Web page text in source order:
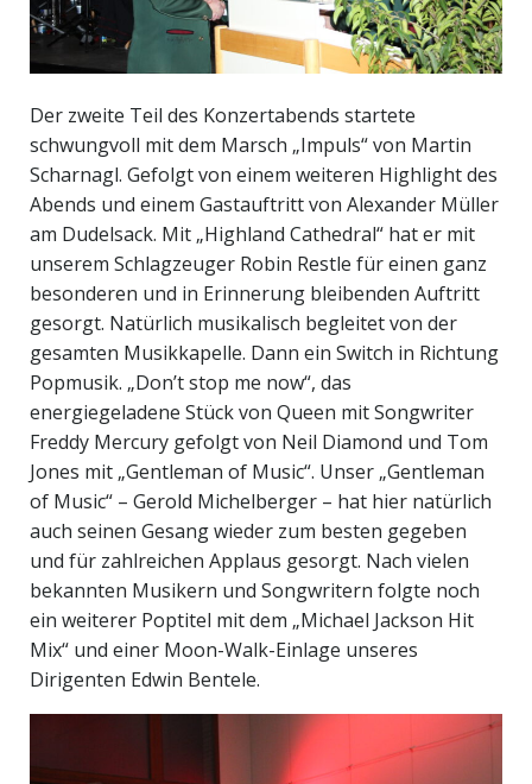
Der zweite Teil des Konzertabends startete
schwungvoll mit dem Marsch „Impuls“ von Martin
Scharnagl. Gefolgt von einem weiteren Highlight des
Abends und einem Gastauftritt von Alexander Müller
am Dudelsack. Mit „Highland Cathedral“ hat er mit
unserem Schlagzeuger Robin Restle für einen ganz
besonderen und in Erinnerung bleibenden Auftritt
gesorgt. Natürlich musikalisch begleitet von der
gesamten Musikkapelle. Dann ein Switch in Richtung
Popmusik. „Don’t stop me now“, das
energiegeladene Stück von Queen mit Songwriter
Freddy Mercury gefolgt von Neil Diamond und Tom
Jones mit „Gentleman of Music“. Unser „Gentleman
of Music“ – Gerold Michelberger – hat hier natürlich
auch seinen Gesang wieder zum besten gegeben
und für zahlreichen Applaus gesorgt. Nach vielen
bekannten Musikern und Songwritern folgte noch
ein weiterer Poptitel mit dem „Michael Jackson Hit
Mix“ und einer Moon-Walk-Einlage unseres
Dirigenten Edwin Bentele.